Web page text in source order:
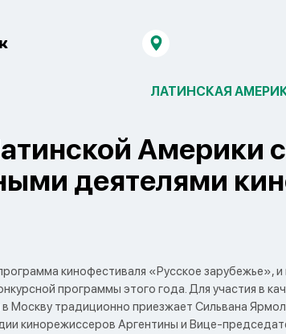
ЛАТИНСКАЯ
Америки
деятелями
кинофестиваля «Русское зарубежье»,
программы этого года. Для участия в
Москву традиционно приезжает Сильвана
кинорежиссеров Аргентины и Вице-